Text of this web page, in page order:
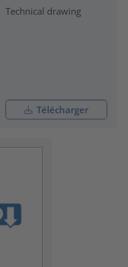
Technical drawing
Télécharger